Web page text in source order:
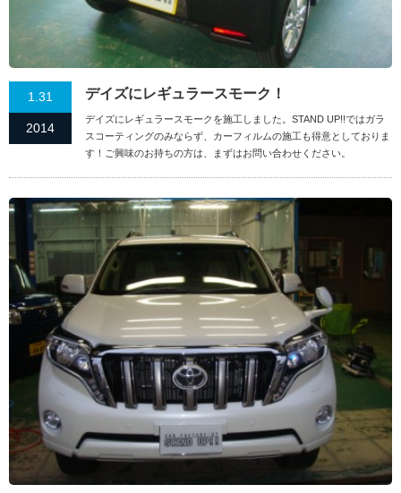
1.31
2014
デイズにレギュラースモーク！
デイズにレギュラースモークを施工しました。STAND UP!!ではガラ
スコーティングのみならず、カーフィルムの施工も得意としておりま
す！ご興味のお持ちの方は、まずはお問い合わせください。